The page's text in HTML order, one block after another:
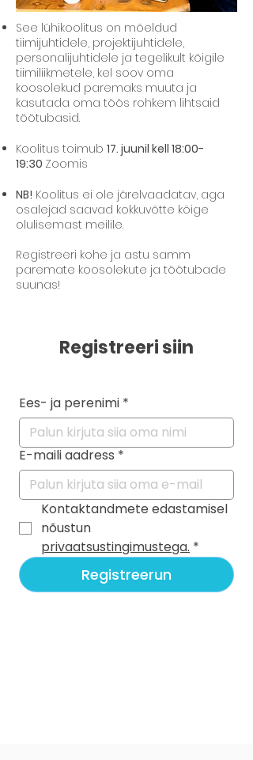
See lühikoolitus on mõeldud
tiimijuhtidele, projektijuhtidele,
personalijuhtidele ja tegelikult kõigile
tiimiliikmetele, kel soov oma
koosolekud paremaks muuta ja
kasutada oma töös rohkem lihtsaid
töötubasid.
Koolitus toimub 17. juunil kell 18:00-
19:30 Zoomis
NB! Koolitus ei ole järelvaadatav, aga
osalejad saavad kokkuvõtte kõige
olulisemast meilile.​
Registreeri kohe ja astu samm
paremate koosolekute ja töötubade
suunas!
Registreeri siin
Ees- ja perenimi *
E-maili aadress *
Kontaktandmete edastamisel
privaatsustingimustega. *
Registreerun